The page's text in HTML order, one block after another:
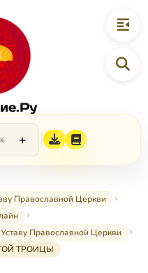
+
Православной Церкви
Православной Церкви
ТРОИЦЫ